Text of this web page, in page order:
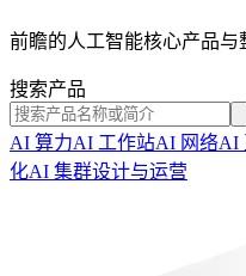
前瞻的人工智能核心产品与
搜索产品
AI 算力AI 工作站AI 网络AI
化AI 集群设计与运营